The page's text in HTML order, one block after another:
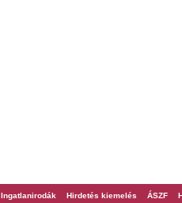
Ingatlanirodák Hirdetés kiemelés ÁSZF